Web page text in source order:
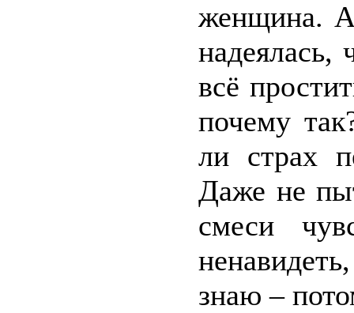
женщина. А
надеялась,
всё
почему
ли страх
Даже не
смеси
знаю –